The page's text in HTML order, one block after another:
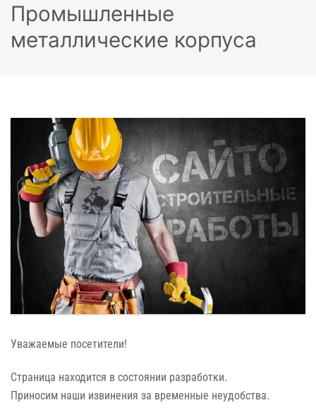
Промышленные
металлические корпуса
Уважаемые посетители!
Страница находится в состоянии разработки.
Приносим наши извинения за временные неудобства.